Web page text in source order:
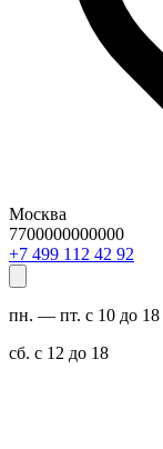
Москва
7700000000000
29 24 211 994 7+
пн. — пт. с 10 до 18
сб. с 12 до 18